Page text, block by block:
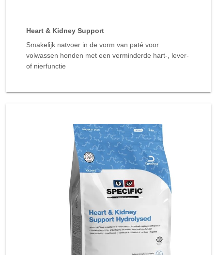
Heart & Kidney Support
Smakelijk natvoer in de vorm van paté voor
volwassen honden met een verminderde hart-, lever-
of nierfunctie